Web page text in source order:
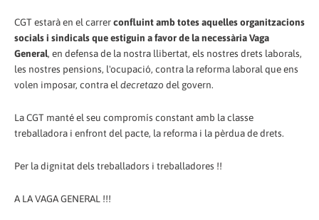
CGT estarà en el carrerconfluint amb totes aquelles organitzacions
socials i sindicals que estiguin a favor de la necessària Vaga
General, en defensa de la nostra llibertat, els nostres drets laborals,
les nostres pensions, l'ocupació, contra la reforma laboral que ens
volen imposar, contra el decretazo del govern.
La CGT manté el seu compromís constant amb la classe
treballadora i enfront del pacte, la reforma i la pèrdua de drets.
Per la dignitat dels treballadors i treballadores !!
A LA VAGA GENERAL !!!